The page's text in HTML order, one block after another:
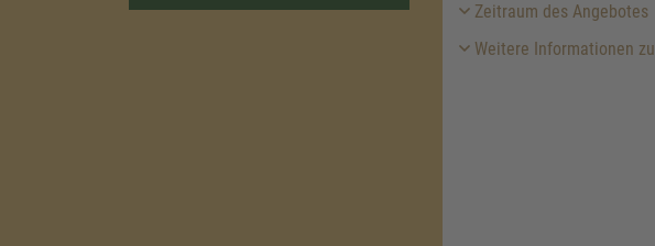
Zeitraum des Angebotes
Weitere Informationen